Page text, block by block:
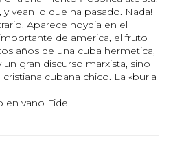
y vean lo que ha pasado. Nada!
Aparece hoydia en el
de america, el fruto
años de una cuba hermetica,
gran discurso marxista, sino
cubana chico. La «burla
en vano Fidel!